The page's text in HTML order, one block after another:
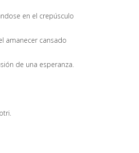
en el crepúsculo
amanecer cansado
de una esperanza.